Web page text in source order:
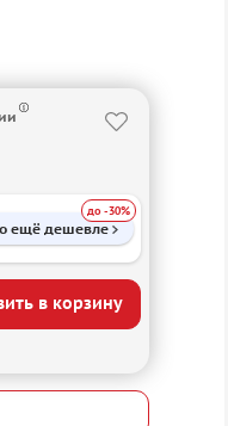
ещё дешевле
до -30%
в корзину